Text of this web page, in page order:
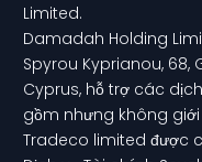
Limited.
Damadah Holding
Spyrou Kyprianou, 68,
Cyprus, hỗ trợ các
gồm nhưng không
Tradeco limited được